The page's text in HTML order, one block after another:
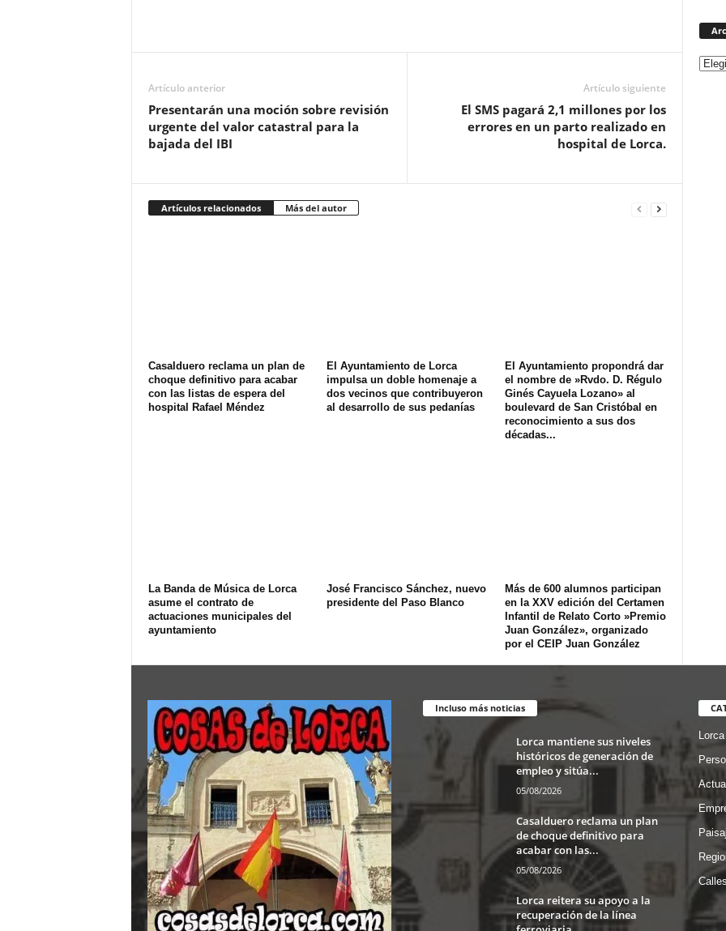
Artículo anterior
Presentarán una moción sobre revisión
urgente del valor catastral para la
bajada del IBI
Artículo siguiente
El SMS pagará 2,1 millones por los
errores en un parto realizado en
hospital de Lorca.
Artículos relacionados Más del autor
Casalduero reclama un plan de
choque definitivo para acabar
con las listas de espera del
hospital Rafael Méndez
El Ayuntamiento de Lorca
impulsa un doble homenaje a
dos vecinos que contribuyeron
al desarrollo de sus pedanías
El Ayuntamiento propondrá dar
el nombre de »Rvdo. D. Régulo
Ginés Cayuela Lozano» al
boulevard de San Cristóbal en
reconocimiento a sus dos
décadas...
La Banda de Música de Lorca
asume el contrato de
actuaciones municipales del
ayuntamiento
José Francisco Sánchez, nuevo
presidente del Paso Blanco
Más de 600 alumnos participan
en la XXV edición del Certamen
Infantil de Relato Corto »Premio
Juan González», organizado
por el CEIP Juan González
Incluso más noticias
Lorca mantiene sus niveles
históricos de generación de
empleo y sitúa...
05/08/2026
Casalduero reclama un plan
de choque definitivo para
acabar con las...
05/08/2026
Lorca reitera su apoyo a la
recuperación de la línea
Lorca